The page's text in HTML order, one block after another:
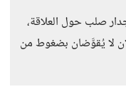
صلب حول العلاقة،
لا يُقوَّضان بضغوط من